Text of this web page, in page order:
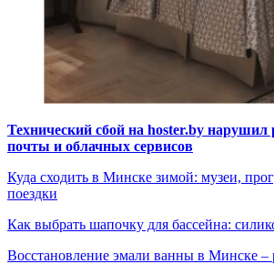
Технический сбой на hoster.by нарушил
почты и облачных сервисов
Куда сходить в Минске зимой: музеи,
поездки
Как выбрать шапочку для бассейна:
Восстановление эмали ванны в Минске –